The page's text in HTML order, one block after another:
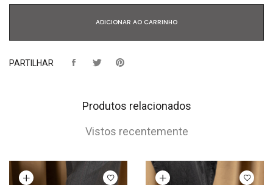
ADICIONAR AO CARRINHO
PARTILHAR
Produtos relacionados
Vistos recentemente
opções Ver opções